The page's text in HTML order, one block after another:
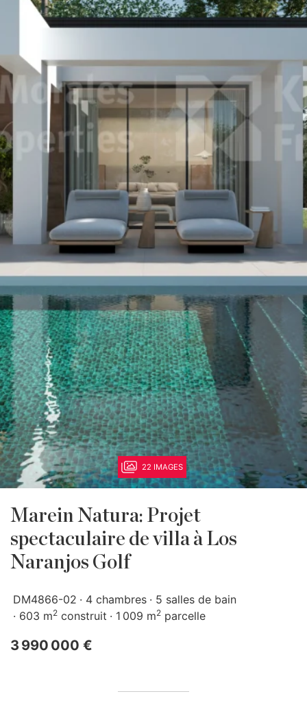
22 IMAGES
Marein Natura: Projet
spectaculaire de villa à Los
Naranjos Golf
DM4866-02 4 chambres
5 salles de bain
603 m2 construit 1 009 m2 parcelle
3 990 000 €